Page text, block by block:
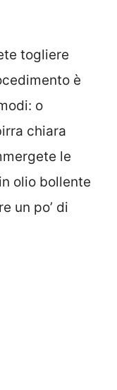
togliere
è
o
chiara
le
olio bollente
un po’ di